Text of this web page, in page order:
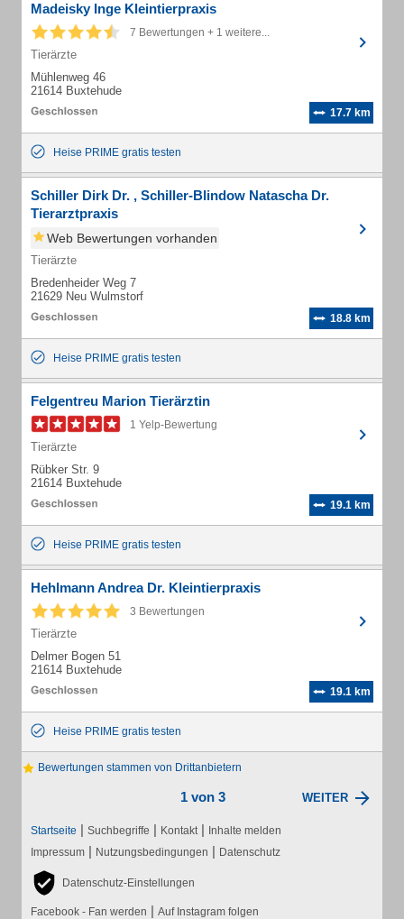
Madeisky Inge Kleintierpraxis
7 Bewertungen + 1 weitere...
Tierärzte
Mühlenweg 46
21614 Buxtehude
17.7 km
Heise PRIME gratis testen
Schiller Dirk Dr. , Schiller-Blindow Natascha Dr.
Tierarztpraxis
Web Bewertungen vorhanden
Tierärzte
Bredenheider Weg 7
21629 Neu Wulmstorf
18.8 km
Heise PRIME gratis testen
Felgentreu Marion Tierärztin
1 Yelp-Bewertung
Tierärzte
Rübker Str. 9
21614 Buxtehude
19.1 km
Heise PRIME gratis testen
Hehlmann Andrea Dr. Kleintierpraxis
3 Bewertungen
Tierärzte
Delmer Bogen 51
21614 Buxtehude
19.1 km
Heise PRIME gratis testen
Bewertungen stammen von Drittanbietern
1 von 3 WEITER
Startseite | Suchbegriffe | Kontakt | Inhalte melden
Impressum | Nutzungsbedingungen | Datenschutz
Datenschutz-Einstellungen
Facebook - Fan werden | Auf Instagram folgen